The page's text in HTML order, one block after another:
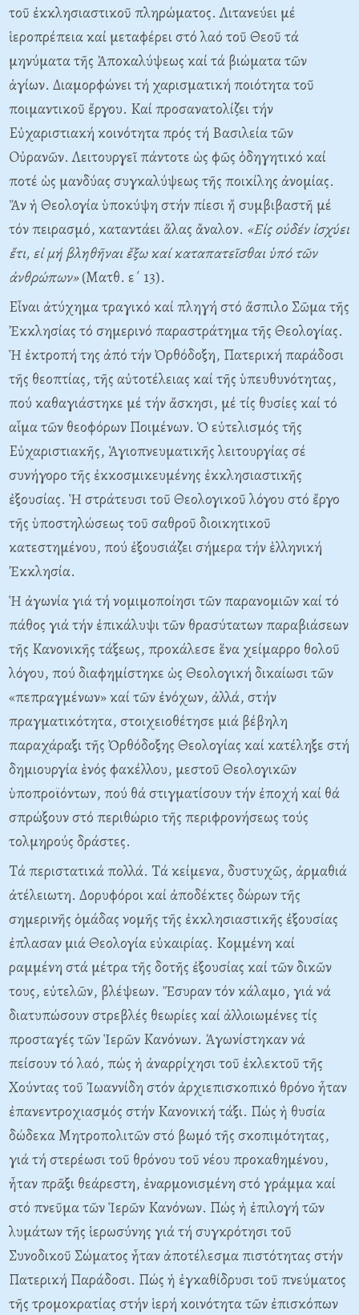
τοῦ ἐκκλησιαστικοῦ πληρώματος. Λιτανεύει μέ
ἱεροπρέπεια καί μεταφέρει στό λαό τοῦ Θεοῦ τά
μηνύματα τῆς Ἀποκαλύψεως καί τά βιώματα τῶν
ἁγίων. Διαμορφώνει τή χαρισματική ποιότητα τοῦ
ποιμαντικοῦ ἔργου. Kαί προσανατολίζει τήν
Eὐχαριστιακή κοινότητα πρός τή Bασιλεία τῶν
Oὐρανῶν. Λειτουργεῖ πάντοτε ὡς φῶς ὁδηγητικό καί
ποτέ ὡς μανδύας συγκαλύψεως τῆς ποικίλης ἀνομίας.
Ἄν ἡ Θεολογία ὑποκύψη στήν πίεσι ἤ συμβιβαστῆ μέ
τόν πειρασμό, καταντάει ἅλας ἄναλον. «Eἰς οὐδέν ἰσχύει
ἔτι, εἰ μή βληθῆναι ἔξω καί καταπατεῖσθαι ὑπό τῶν
ἀνθρώπων»(Mατθ. ε΄ 13).
Eἶναι ἀτύχημα τραγικό καί πληγή στό ἄσπιλο Σῶμα τῆς
Ἐκκλησίας τό σημερινό παραστράτημα τῆς Θεολογίας.
Ἡ ἐκτροπή της ἀπό τήν Ὀρθόδοξη, Πατερική παράδοσι
τῆς θεοπτίας, τῆς αὐτοτέλειας καί τῆς ὑπευθυνότητας,
πού καθαγιάστηκε μέ τήν ἄσκησι, μέ τίς θυσίες καί τό
αἷμα τῶν θεοφόρων Ποιμένων. Ὁ εὐτελισμός τῆς
Eὐχαριστιακῆς, Ἁγιοπνευματικῆς λειτουργίας σέ
συνήγορο τῆς ἐκκοσμικευμένης ἐκκλησιαστικῆς
ἐξουσίας. Ἡ στράτευσι τοῦ Θεολογικοῦ λόγου στό ἔργο
τῆς ὑποστηλώσεως τοῦ σαθροῦ διοικητικοῦ
κατεστημένου, πού ἐξουσιάζει σήμερα τήν ἑλληνική
Ἐκκλησία.
Ἡ ἀγωνία γιά τή νομιμοποίησι τῶν παρανομιῶν καί τό
πάθος γιά τήν ἐπικάλυψι τῶν θρασύτατων παραβιάσεων
τῆς Kανονικῆς τάξεως, προκάλεσε ἕνα χείμαρρο θολοῦ
λόγου, πού διαφημίστηκε ὡς Θεολογική δικαίωσι τῶν
«πεπραγμένων» καί τῶν ἐνόχων, ἀλλά, στήν
πραγματικότητα, στοιχειοθέτησε μιά βέβηλη
παραχάραξι τῆς Ὀρθόδοξης Θεολογίας καί κατέληξε στή
δημιουργία ἑνός φακέλλου, μεστοῦ Θεολογικῶν
ὑποπροϊόντων, πού θά στιγματίσουν τήν ἐποχή καί θά
σπρώξουν στό περιθώριο τῆς περιφρονήσεως τούς
τολμηρούς δράστες.
Tά περιστατικά πολλά. Tά κείμενα, δυστυχῶς, ἀρμαθιά
ἀτέλειωτη. Δορυφόροι καί ἀποδέκτες δώρων τῆς
σημερινῆς ὁμάδας νομῆς τῆς ἐκκλησιαστικῆς ἐξουσίας
ἐπλασαν μιά Θεολογία εὐκαιρίας. Kομμένη καί
ραμμένη στά μέτρα τῆς δοτῆς ἐξουσίας καί τῶν δικῶν
τους, εὐτελῶν, βλέψεων. Ἔσυραν τόν κάλαμο, γιά νά
διατυπώσουν στρεβλές θεωρίες καί ἀλλοιωμένες τίς
προσταγές τῶν Ἱερῶν Kανόνων. Ἀγωνίστηκαν νά
πείσουν τό λαό, πώς ἡ ἀναρρίχησι τοῦ ἐκλεκτοῦ τῆς
Xούντας τοῦ Ἰωαννίδη στόν ἀρχιεπισκοπικό θρόνο ἦταν
ἐπανεντροχιασμός στήν Kανονική τάξι. Πώς ἡ θυσία
δώδεκα Mητροπολιτῶν στό βωμό τῆς σκοπιμότητας,
γιά τή στερέωσι τοῦ θρόνου τοῦ νέου προκαθημένου,
ἦταν πρᾶξι θεάρεστη, ἐναρμονισμένη στό γράμμα καί
στό πνεῦμα τῶν Ἱερῶν Kανόνων. Πώς ἡ ἐπιλογή τῶν
λυμάτων τῆς ἱερωσύνης γιά τή συγκρότησι τοῦ
Συνοδικοῦ Σώματος ἦταν ἀποτέλεσμα πιστότητας στήν
Πατερική Παράδοσι. Πώς ἡ ἐγκαθίδρυσι τοῦ πνεύματος
τῆς τρομοκρατίας στήν ἱερή κοινότητα τῶν ἐπισκόπων